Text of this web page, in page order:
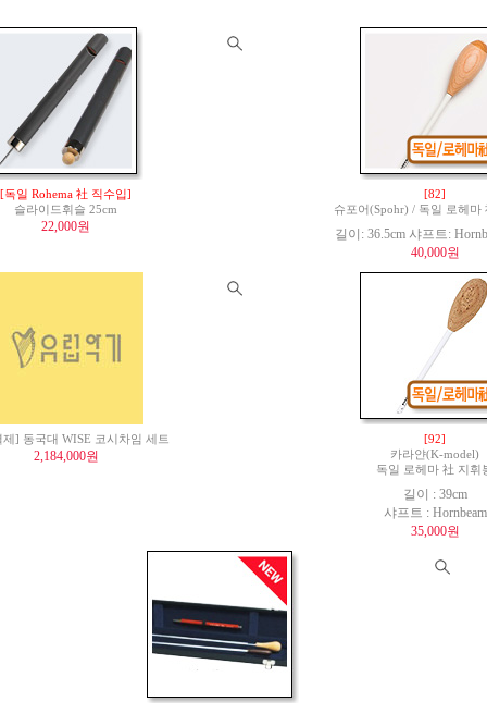
[독일 Rohema 社 직수입]
슬라이드휘슬 25cm
22,000원
[82]
슈포어(Spohr) / 독일 로헤마
길이: 36.5cm 샤프트:
40,000원
] 동국대 WISE 코시차임 세트
2,184,000원
[92]
카라얀(K-model)
독일 로헤마 社 지휘
길이 : 39cm
샤프트 : Hornbeam
35,000원